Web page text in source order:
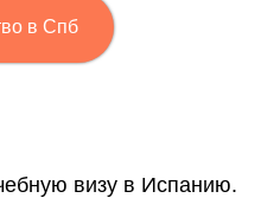
в Спб
визу в Испанию.